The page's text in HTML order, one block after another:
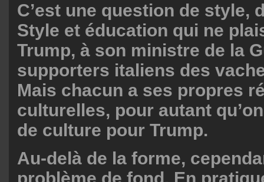
C’est une question de style,
Style et éducation qui ne
Trump, à son ministre de la
supporters italiens des
Mais chacun a ses propres
culturelles, pour autant
de culture pour Trump.
Au-delà de la forme,